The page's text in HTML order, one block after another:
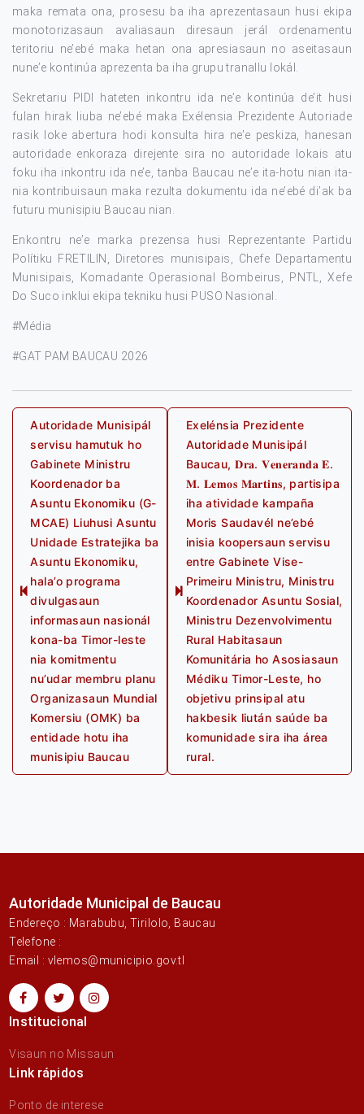
maka remata ona, prosesu ba iha aprezentasaun husi ekipa
monotorizasaun avaliasaun diresaun jerál ordenamentu
teritoriu ne’ebé maka hetan ona apresiasaun no aseitasaun
nune’e kontinúa aprezenta ba iha grupu tranallu lokál.
Sekretariu PIDI hateten inkontru ida ne’e kontinúa de’it husi
fulan hirak liuba ne’ebé maka Exélensia Prezidente Autoriade
rasik loke abertura hodi konsulta hira ne’e peskiza, hanesan
autoridade enkoraza direjente sira no autoridade lokais atu
foku iha inkontru ida ne’e, tanba Baucau ne’e ita-hotu nian ita-
nia kontribuisaun maka rezulta dokumentu ida ne’ebé di’ak ba
futuru munisipiu Baucau nian.
Enkontru ne’e marka prezensa husi Reprezentante Partidu
Polítiku FRETILIN, Diretores munisipais, Chefe Departamentu
Munisipais, Komadante Operasional Bombeirus, PNTL, Xefe
Do Suco inklui ekipa tekniku husi PUSO Nasional.
#Média
#GAT PAM BAUCAU 2026
Post
navigation
Previous
post:
Autoridade Munisipál
servisu hamutuk ho
Gabinete Ministru
Koordenador ba
Asuntu Ekonomiku (G-
MCAE) Liuhusi Asuntu
Unidade Estratejika ba
Asuntu Ekonomiku,
hala’o programa
divulgasaun
informasaun nasionál
kona-ba Timor-leste
nia komitmentu
nu’udar membru planu
Organizasaun Mundial
Komersiu (OMK) ba
entidade hotu iha
munisipiu Baucau
Next
post:
Exelénsia Prezidente
Autoridade Munisipál
Baucau, 𝐃𝐫𝐚. 𝐕𝐞𝐧𝐞𝐫𝐚𝐧𝐝𝐚 𝐄.
𝐌. 𝐋𝐞𝐦𝐨𝐬 𝐌𝐚𝐫𝐭𝐢𝐧𝐬, partisipa
iha atividade kampaña
Moris Saudavél ne’ebé
inisia koopersaun servisu
entre Gabinete Vise-
Primeiru Ministru, Ministru
Koordenador Asuntu Sosial,
Ministru Dezenvolvimentu
Rural Habitasaun
Komunitária ho Asosiasaun
Médiku Timor-Leste, ho
objetivu prinsipal atu
hakbesik liután saúde ba
komunidade sira iha área
rural.
Autoridade Municipal de Baucau
Endereço : Marabubu, Tirilolo, Baucau
Telefone :
Email : vlemos@municipio.gov.tl
Institucional
Visaun no Missaun
Link rápidos
Ponto de interese